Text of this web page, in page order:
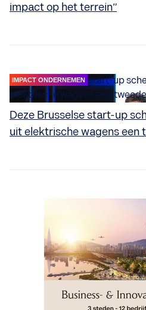
impact op het terrein”
IMPACT ONDERNEMEN
Deze Brusselse start-up
uit elektrische wagens een